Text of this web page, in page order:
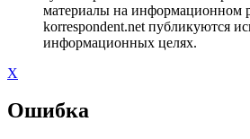
материалы на информационном
korrespondent.net публикуются
информационных целях.
X
Ошибка